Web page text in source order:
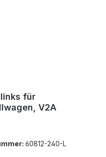
für
V2A
60812-240-L